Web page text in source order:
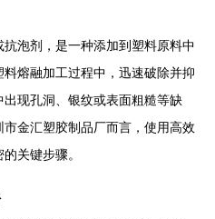
泡剂，是一种添加到塑料原料中
熔融加工过程中，迅速破除并抑
现孔洞、银纹或表面粗糙等缺
金汇塑胶制品厂而言，使用高效
关键步骤。